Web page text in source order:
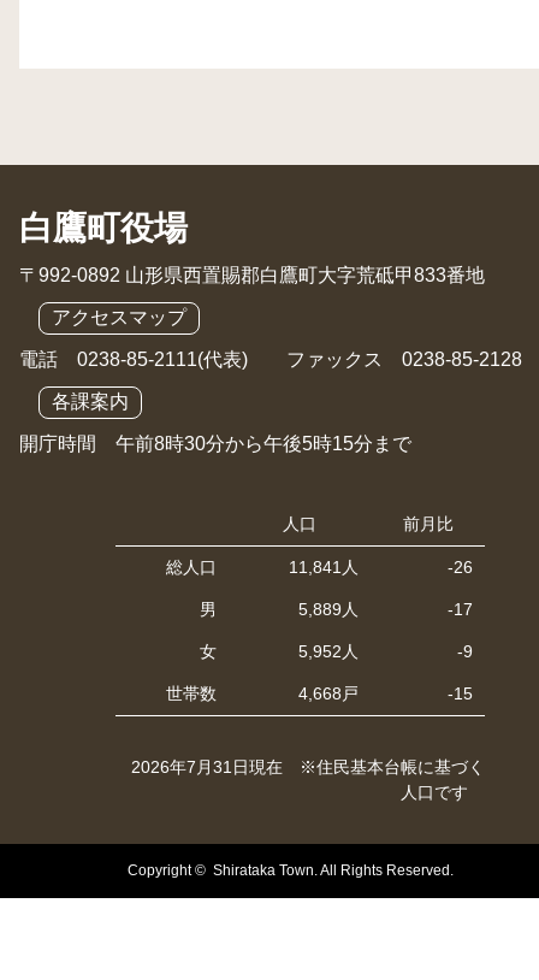
白鷹町役場
〒992-0892 山形県西置賜郡白鷹町大字荒砥甲833番地
アクセスマップ
電話 0238-85-2111(代表) ファックス 0238-85-2128
各課案内
開庁時間 午前8時30分から午後5時15分まで
人口 前月比
総人口 11,841人 -26
男 5,889人 -17
女 5,952人 -9
世帯数 4,668戸 -15
2026年7月31日現在 ※住民基本台帳に基づく
人口です
Copyright © Shirataka Town. All Rights Reserved.